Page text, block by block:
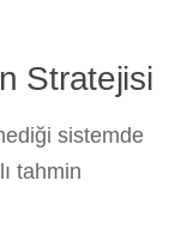
Stratejisi
sistemde
tahmin